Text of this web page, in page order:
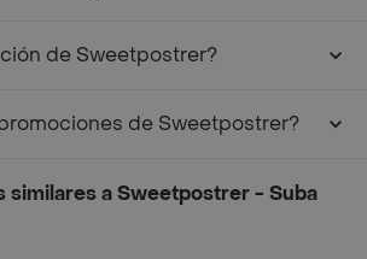
de Sweetpostrer?
de Sweetpostrer?
similares a Sweetpostrer - Suba